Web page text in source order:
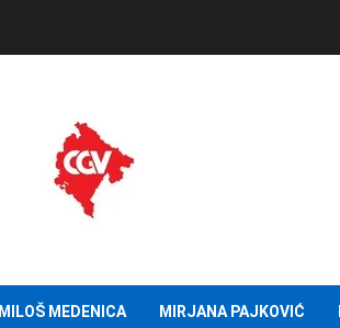
MILOŠ MEDENICA MIRJANA PAJKOVIĆ